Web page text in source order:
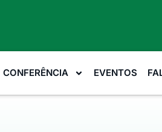
CONFERÊNCIA EVENTOS